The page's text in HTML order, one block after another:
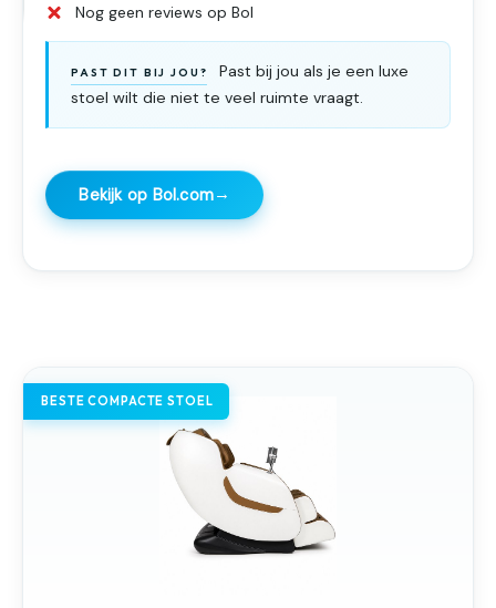
Nog geen reviews op Bol
PAST DIT BIJ JOU?
Past bij jou als je een luxe
stoel wilt die niet te veel ruimte vraagt.
Bekijk op Bol.com→
BESTE COMPACTE STOEL